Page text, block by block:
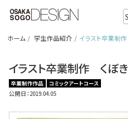
ホーム 学生作品紹介 イラスト卒業制
イラスト卒業制作 くぼ
卒業制作作品 コミックアートコース
公開日：2019.04.05